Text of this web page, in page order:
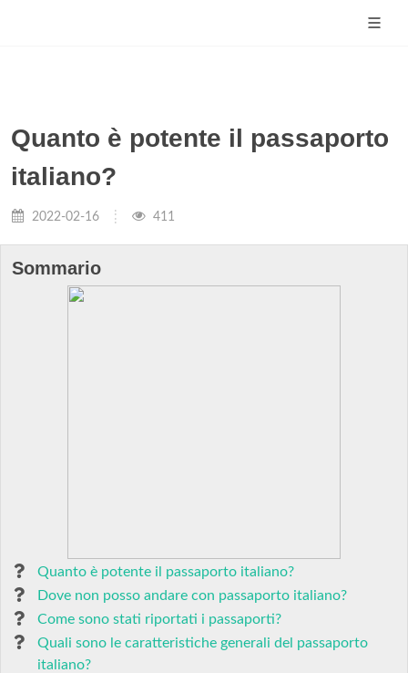
Quanto è potente il passaporto
italiano?
2022-02-16 411
Sommario
Quanto è potente il passaporto italiano?
Dove non posso andare con passaporto italiano?
Come sono stati riportati i passaporti?
Quali sono le caratteristiche generali del passaporto
italiano?